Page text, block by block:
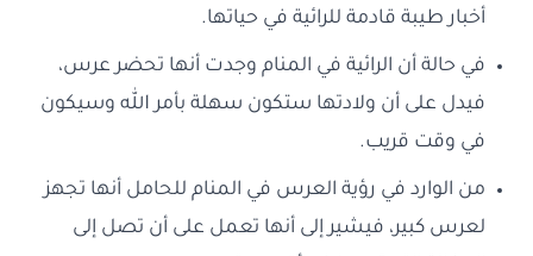
أخبار طيبة قادمة للرائية في حياتها.
في حالة أن الرائية في المنام وجدت أنها تحضر عرس،
فيدل على أن ولادتها ستكون سهلة بأمر الله وسيكون
في وقت قريب.
من الوارد في رؤية العرس في المنام للحامل أنها تجهز
لعرس كبير، فيشير إلى أنها تعمل على أن تصل إلى